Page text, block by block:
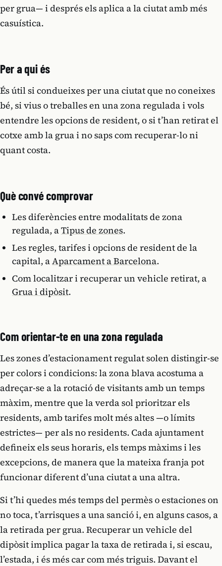
per grua— i després els aplica a la ciutat amb més
casuística.
Per a qui és
És útil si condueixes per una ciutat que no coneixes
bé, si vius o treballes en una zona regulada i vols
entendre les opcions de resident, o si t’han retirat el
cotxe amb la grua i no saps com recuperar-lo ni
quant costa.
Què convé comprovar
Les diferències entre modalitats de zona
regulada, aTipus de zones.
Les regles, tarifes i opcions de resident de la
capital, aAparcament a Barcelona.
Com localitzar i recuperar un vehicle retirat, a
Grua i dipòsit.
Com orientar-te en una zona regulada
Les zones d’estacionament regulat solen distingir-se
per colors i condicions: la zona blava acostuma a
adreçar-se a la rotació de visitants amb un temps
màxim, mentre que la verda sol prioritzar els
residents, amb tarifes molt més altes —o límits
estrictes— per als no residents. Cada ajuntament
defineix els seus horaris, els temps màxims i les
excepcions, de manera que la mateixa franja pot
funcionar diferent d’una ciutat a una altra.
Si t’hi quedes més temps del permès o estaciones on
no toca, t’arrisques a una sanció i, en alguns casos, a
la retirada per grua. Recuperar un vehicle del
dipòsit implica pagar la taxa de retirada i, si escau,
l’estada, i és més car com més triguis. Davant el